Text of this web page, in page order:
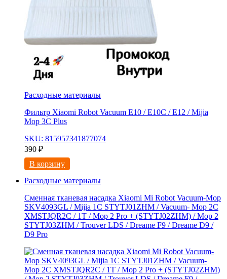
Расходные материалы
Фильтр Xiaomi Robot Vacuum E10 / E10C / E12 / Mijia
Mop 3С Рlus
SKU: 815957341877074
390 ₽
В корзину
Расходные материалы
Сменная тканевая насадка Xiaomi Mi Robot Vacuum-Mop
SKV4093GL / Mijia 1C STYTJ01ZHM / Vacuum- Mop 2C
XMSTJQR2C / 1T / Mop 2 Pro + (STYTJ02ZHM) / Mop 2
STYTJ03ZHM / Trouver LDS / Dreame F9 / Dreame D9 /
D9 Pro